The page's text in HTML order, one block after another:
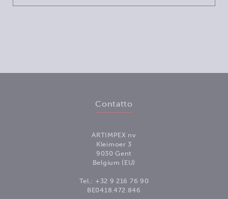
Contatto
ARTIMPEX nv
Kleimoer 3
9030 Gent
Belgium (EU)
Tel.: +32 9 216 76 90
BE0418.472.846